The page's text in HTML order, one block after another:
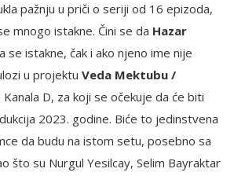
pažnju u priči o seriji od 16 epizoda,
mnogo istakne. Čini se da Hazar
se istakne, čak i ako njeno ime nije
u projektu Veda Mektubu /
Kanala D, za koji se očekuje da će biti
2023. godine. Biće to jedinstvena
da budu na istom setu, posebno sa
što su Nurgul Yesilcay, Selim Bayraktar